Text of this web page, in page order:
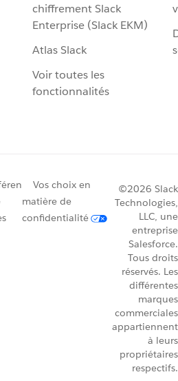
chiffrement Slack
Enterprise (Slack EKM)
Atlas Slack
Voir toutes les
fonctionnalités
Vos choix en
matière de
confidentialité
©2026 Slack
Technologies,
LLC, une
entreprise
Salesforce.
Tous droits
réservés. Les
différentes
marques
commerciales
appartiennent
à leurs
propriétaires
respectifs.